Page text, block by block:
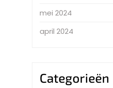
mei 2024
april 2024
Categorieën